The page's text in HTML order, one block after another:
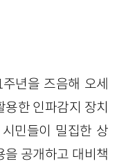
년을 즈음해 오세
한 인파감지 장치
민들이 밀집한 상
공개하고 대비책